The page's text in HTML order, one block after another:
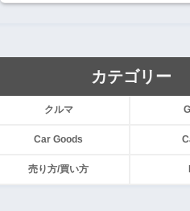
カテゴリー
クルマ
Car Goods
売り方/買い方